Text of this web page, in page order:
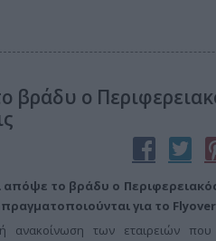
βράδυ ο
απόψε το βράδυ ο
για τo
ανακοίνωση των εταιρειών